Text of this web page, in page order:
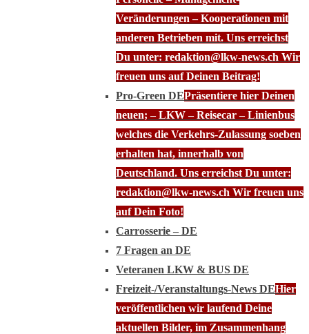
Veränderungen – Kooperationen mit
anderen Betrieben mit. Uns erreichst
Du unter: redaktion@lkw-news.ch Wir
freuen uns auf Deinen Beitrag!
Pro-Green DEPräsentiere hier Deinen
neuen; – LKW – Reisecar – Linienbus
welches die Verkehrs-Zulassung soeben
erhalten hat, innerhalb von
Deutschland. Uns erreichst Du unter:
redaktion@lkw-news.ch Wir freuen uns
auf Dein Foto!
Carrosserie – DE
7 Fragen an DE
Veteranen LKW & BUS DE
Freizeit-/Veranstaltungs-News DEHier
veröffentlichen wir laufend Deine
aktuellen Bilder, im Zusammenhang